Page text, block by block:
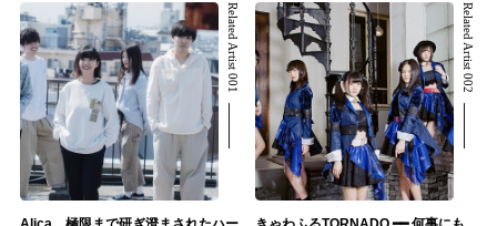
Related Artist 001 Related Artist 002